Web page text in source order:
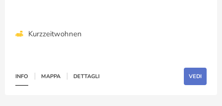
Kurzzeitwohnen
INFO MAPPA DETTAGLI VEDI